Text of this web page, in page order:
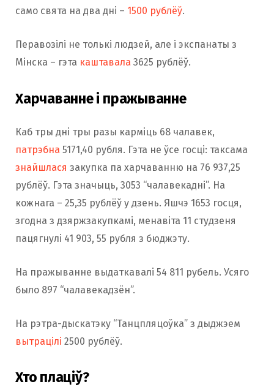
само свята на два дні – 1500 рублёў.
Перавозілі не толькі людзей, але і экспанаты з
Мінска – гэта каштавала 3625 рублёў.
Харчаванне і пражыванне
Каб тры дні тры разы карміць 68 чалавек,
патрэбна 5171,40 рубля. Гэта не ўсе госці: таксама
знайшлася закупка па харчаванню на 76 937,25
рублёў. Гэта значыць, 3053 “чалавекадні”. На
кожнага – 25,35 рублёў у дзень. Яшчэ 1653 госця,
згодна з дзяржзакупкамі, менавіта 11 студзеня
пацягнулі 41 903, 55 рубля з бюджэту.
На пражыванне выдаткавалі 54 811 рубель. Усяго
было 897 “чалавекадзён”.
На рэтра-дыскатэку “Танцпляцоўка” з дыджэем
вытрацілі 2500 рублёў.
Хто плаціў?